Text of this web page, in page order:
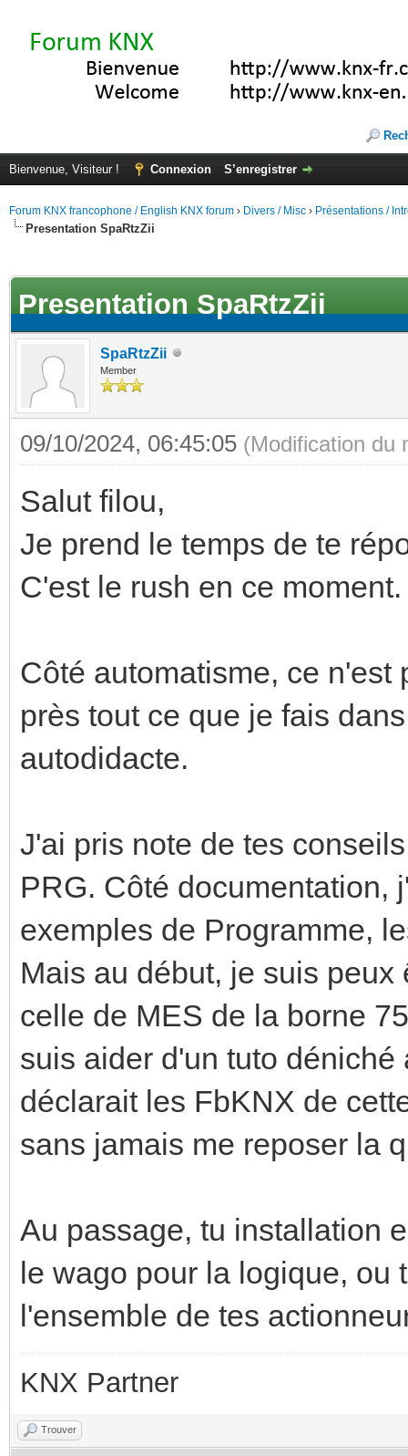
Bienvenue, Visiteur ! Connexion S’enregistrer
Forum KNX francophone / English KNX forum › Divers / Misc › Présentations /
Presentation SpaRtzZii
Presentation SpaRtzZii
SpaRtzZii
Member
09/10/2024, 06:45:05 (Modification du
Salut filou,
Je prend le temps de te
C'est le rush en ce moment.
Côté automatisme, ce n'est
près tout ce que je fais
autodidacte.
J'ai pris note de tes
PRG. Côté documentation,
exemples de Programme,
Mais au début, je suis
celle de MES de la borne
suis aider d'un tuto
déclarait les FbKNX de
sans jamais me reposer la
Au passage, tu installation
le wago pour la logique, ou
l'ensemble de tes
KNX Partner
Trouver